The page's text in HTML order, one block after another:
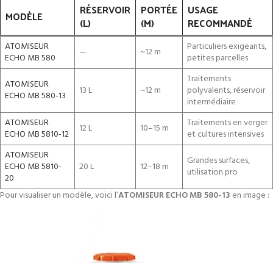
MODÈLE RÉSERVOIR
(L)
PORTÉE
(M)
USAGE
RECOMMANDÉ
ATOMISEUR
ECHO MB 580
— ~12 m
Particuliers exigeants,
petites parcelles
ATOMISEUR
ECHO MB 580-13
13 L ~12 m
Traitements
polyvalents, réservoir
intermédiaire
ATOMISEUR
ECHO MB 5810-12
12 L 10–15 m
Traitements en verger
et cultures intensives
ATOMISEUR
ECHO MB 5810-
20
20 L 12–18 m
Grandes surfaces,
utilisation pro
Pour visualiser un modèle, voici l’ATOMISEUR ECHO MB 580-13 en image :